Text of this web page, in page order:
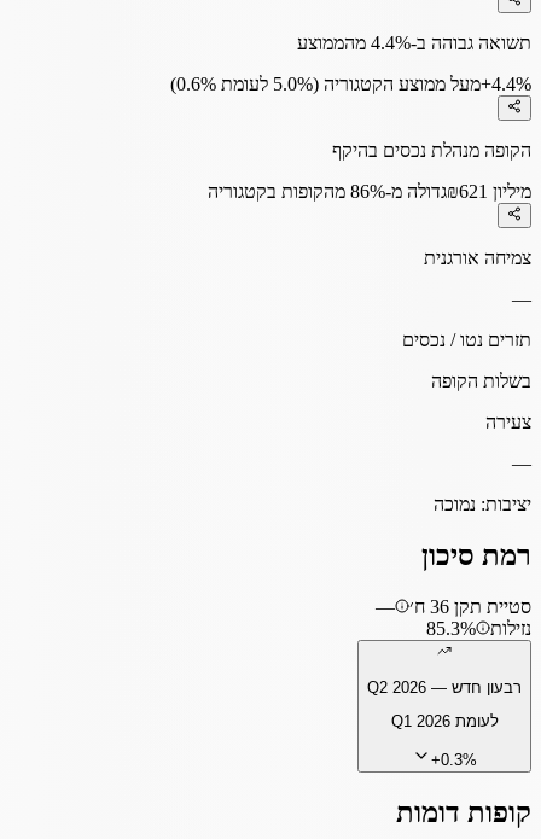
תשואה גבוהה ב-4.4% מהממוצע
+4.4%מעל ממוצע הקטגוריה (5.0% לעומת 0.6%)
הקופה מנהלת נכסים בהיקף
₪621 מיליון
גדולה מ-86% מהקופות בקטגוריה
צמיחה אורגנית
—
תזרים נטו / נכסים
בשלות הקופה
צעירה
—
יציבות: נמוכה
רמת סיכון
סטיית תקן 36 ח׳
—
נזילות
85.3%
רבעון חדש — Q2 2026
לעומתQ1 2026
+0.3%
קופות דומות